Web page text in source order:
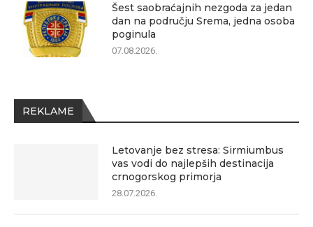
Šest saobraćajnih nezgoda za jedan
dan na području Srema, jedna osoba
poginula
07.08.2026.
REKLAME
Letovanje bez stresa: Sirmiumbus
vas vodi do najlepših destinacija
crnogorskog primorja
28.07.2026.